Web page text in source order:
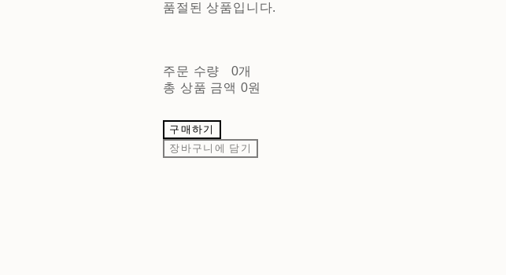
품절된 상품입니다.
주문 수량
0개
총 상품 금액 0원
구매하기
장바구니에 담기